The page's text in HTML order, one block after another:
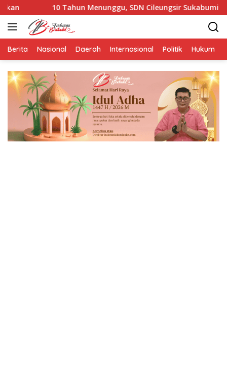
Langsung
ke
konten
Tahun Menunggu, SDN Cileungsir Sukabumi Rusak Berat
Berita Nasional Daerah Internasional Politik Hukum